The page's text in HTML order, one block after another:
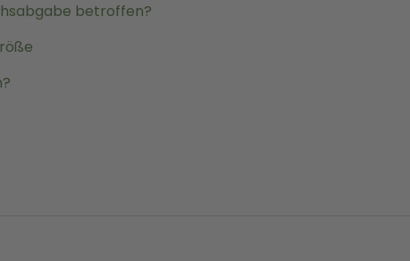
betroffen?